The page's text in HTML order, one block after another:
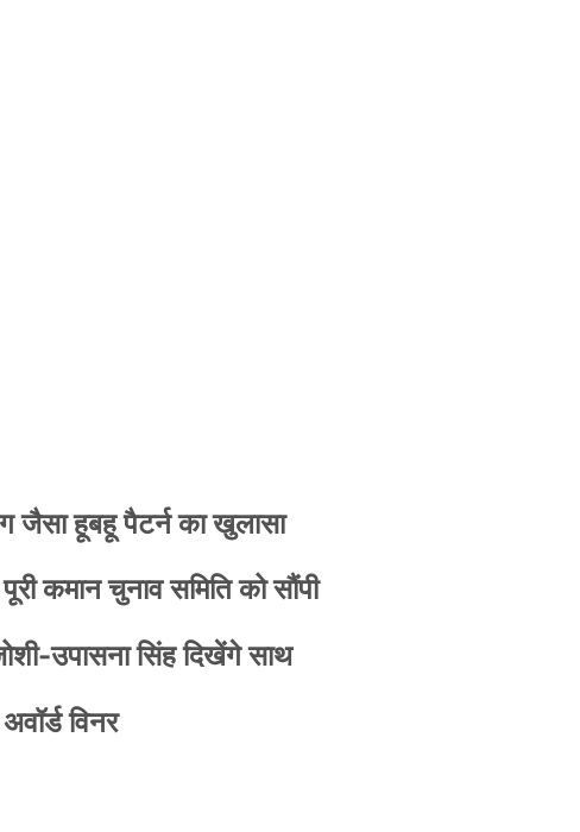
जैसा हूबहू पैटर्न का खुलासा
कमान चुनाव समिति को सौंपी
उपासना सिंह दिखेंगे साथ
विनर